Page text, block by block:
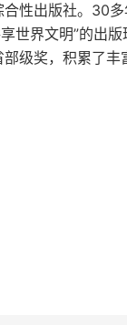
性出版社。30
世界文明”的出
级奖，积累了丰